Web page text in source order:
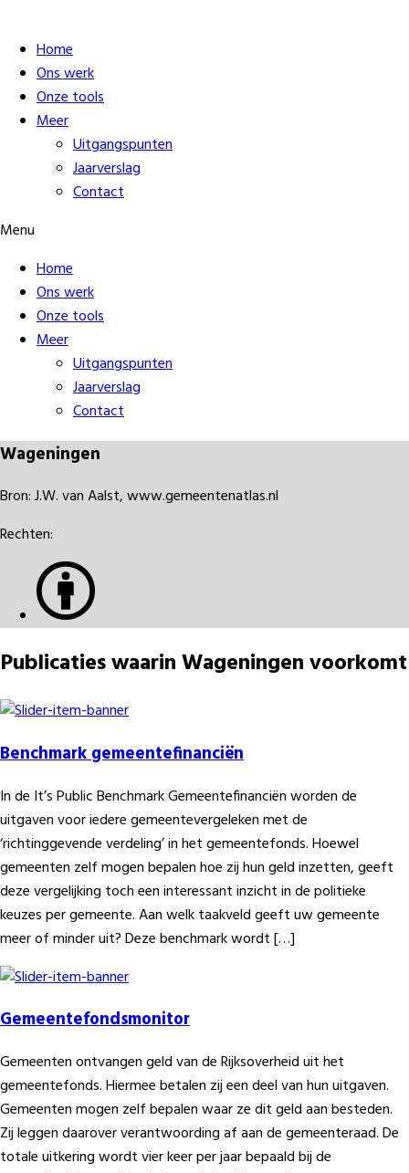
Home
Ons werk
Onze tools
Meer
Uitgangspunten
Jaarverslag
Contact
Menu
Home
Ons werk
Onze tools
Meer
Uitgangspunten
Jaarverslag
Contact
Wageningen
Bron: J.W. van Aalst, www.gemeentenatlas.nl
Rechten:
Publicaties waarin Wageningen voorkomt
Benchmark gemeentefinanciën
In de It’s Public Benchmark Gemeentefinanciën worden de
uitgaven voor iedere gemeentevergeleken met de
‘richtinggevende verdeling’ in het gemeentefonds. Hoewel
gemeenten zelf mogen bepalen hoe zij hun geld inzetten, geeft
deze vergelijking toch een interessant inzicht in de politieke
keuzes per gemeente. Aan welk taakveld geeft uw gemeente
meer of minder uit? Deze benchmark wordt […]
Gemeentefondsmonitor
Gemeenten ontvangen geld van de Rijksoverheid uit het
gemeentefonds. Hiermee betalen zij een deel van hun uitgaven.
Gemeenten mogen zelf bepalen waar ze dit geld aan besteden.
Zij leggen daarover verantwoording af aan de gemeenteraad. De
totale uitkering wordt vier keer per jaar bepaald bij de